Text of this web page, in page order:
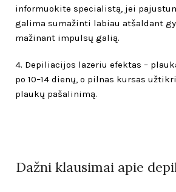
informuokite specialistą, jei
galima sumažinti labiau atšaldant
mažinant impulsų galią.
4. Depiliacijos lazeriu efektas –
po 10–14 dienų, o pilnas kursas
plaukų pašalinimą.
Dažni klausimai apie